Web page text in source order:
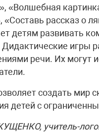
«Волшебная
«Составь рассказ о
детям развивать
игры
речи. Их могут
создать мир
детей с
учитель-